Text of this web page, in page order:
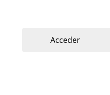
Acceder